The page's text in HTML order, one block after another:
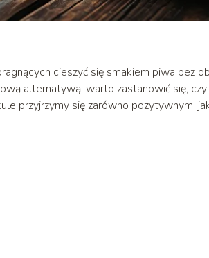
cieszyć się smakiem piwa bez
alternatywą, warto zastanowić się, czy
przyjrzymy się zarówno pozytywnym,